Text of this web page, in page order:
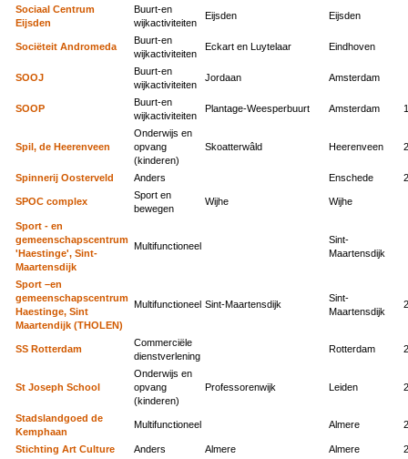
Sociaal Centrum
Eijsden
Buurt-en
wijkactiviteiten
Eijsden Eijsden
Sociëteit Andromeda
Buurt-en
wijkactiviteiten
Eckart en Luytelaar Eindhoven
SOOJ
Buurt-en
wijkactiviteiten
Jordaan Amsterdam
SOOP
Buurt-en
wijkactiviteiten
Plantage-Weesperbuurt Amsterdam
Spil, de Heerenveen
Onderwijs en
opvang
(kinderen)
Skoatterwâld Heerenveen
Spinnerij Oosterveld Anders Enschede
SPOC complex
Sport en
bewegen
Wijhe Wijhe
Sport - en
gemeenschapscentrum
'Haestinge', Sint-
Maartensdijk
Multifunctioneel
Sint-
Maartensdijk
Sport –en
gemeenschapscentrum
Haestinge, Sint
Maartendijk (THOLEN)
Multifunctioneel Sint-Maartensdijk
Sint-
Maartensdijk
SS Rotterdam
Commerciële
dienstverlening
Rotterdam
St Joseph School
Onderwijs en
opvang
(kinderen)
Professorenwijk Leiden
Stadslandgoed de
Kemphaan
Multifunctioneel Almere
Stichting Art Culture Anders Almere Almere